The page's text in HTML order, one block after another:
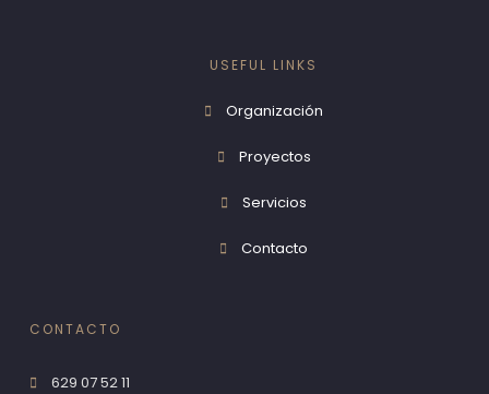
USEFUL LINKS
Organización
Proyectos
Servicios
Contacto
CONTACTO
629 07 52 11